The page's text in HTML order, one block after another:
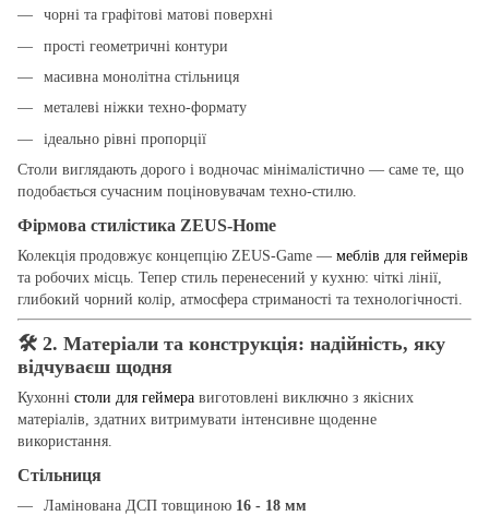
чорні та графітові матові поверхні
прості геометричні контури
масивна монолітна стільниця
металеві ніжки техно-формату
ідеально рівні пропорції
Столи виглядають дорого і водночас мінімалістично — саме те, що
подобається сучасним поціновувачам техно-стилю.
Фірмова стилістика ZEUS-Home
Колекція продовжує концепцію ZEUS-Game — меблів для геймерів
та робочих місць. Тепер стиль перенесений у кухню: чіткі лінії,
глибокий чорний колір, атмосфера стриманості та технологічності.
🛠 2. Матеріали та конструкція: надійність, яку
відчуваєш щодня
Кухонні столи для геймера виготовлені виключно з якісних
матеріалів, здатних витримувати інтенсивне щоденне
використання.
Стільниця
Ламінована ДСП товщиною 16 - 18 мм